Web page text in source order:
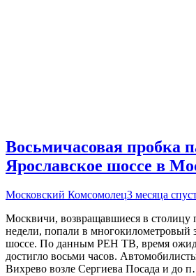
Восьмичасовая пробка
Ярославское шоссе в
Московский Комсомолец3 месяца
Москвичи, возвращавшиеся в столицу
недели, попали в многокилометровый
шоссе. По данным РЕН ТВ, время
достигло восьми часов.
Вихрево возле Сергиева Посада и до